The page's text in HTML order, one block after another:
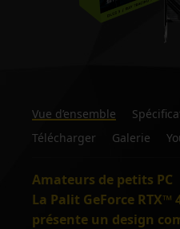
Vue d’ensemble
Télécharger
Galerie
Amateurs de petits PC
La Palit GeForce RTX™
présente un design